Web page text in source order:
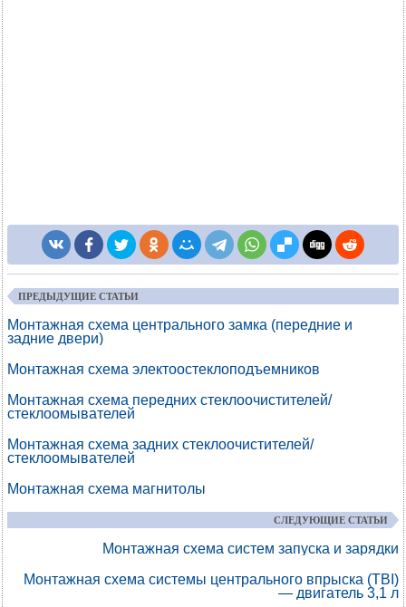
ПРЕДЫДУЩИЕ СТАТЬИ
Монтажная схема центрального замка (передние и
задние двери)
Монтажная схема электоостеклоподъемников
Монтажная схема передних стеклоочистителей/
стеклоомывателей
Монтажная схема задних стеклоочистителей/
стеклоомывателей
Монтажная схема магнитолы
СЛЕДУЮЩИЕ СТАТЬИ
Монтажная схема систем запуска и зарядки
Монтажная схема системы центрального впрыска (TBI)
— двигатель 3,1 л